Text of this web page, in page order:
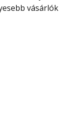
vásárlók